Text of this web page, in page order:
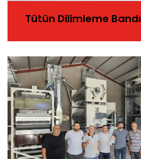
Tütün Dilimleme Bandı